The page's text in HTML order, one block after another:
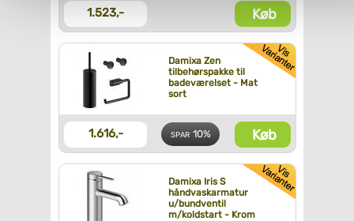
1.523,- Køb
Damixa Zen
tilbehørspakke til
badeværelset - Mat
sort
1.616,- SPAR 10% Køb
Damixa Iris S
håndvaskarmatur
u/bundventil
m/koldstart - Krom